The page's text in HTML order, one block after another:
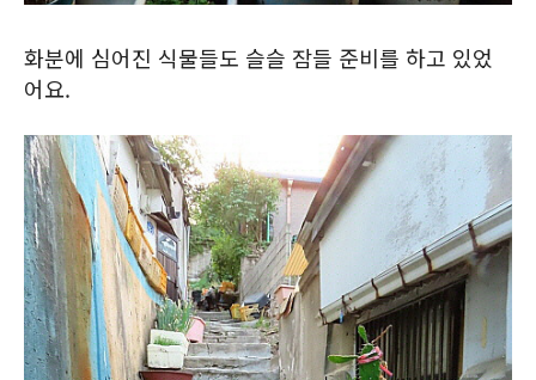
화분에 심어진 식물들도 슬슬 잠들 준비를 하고 있었
어요.